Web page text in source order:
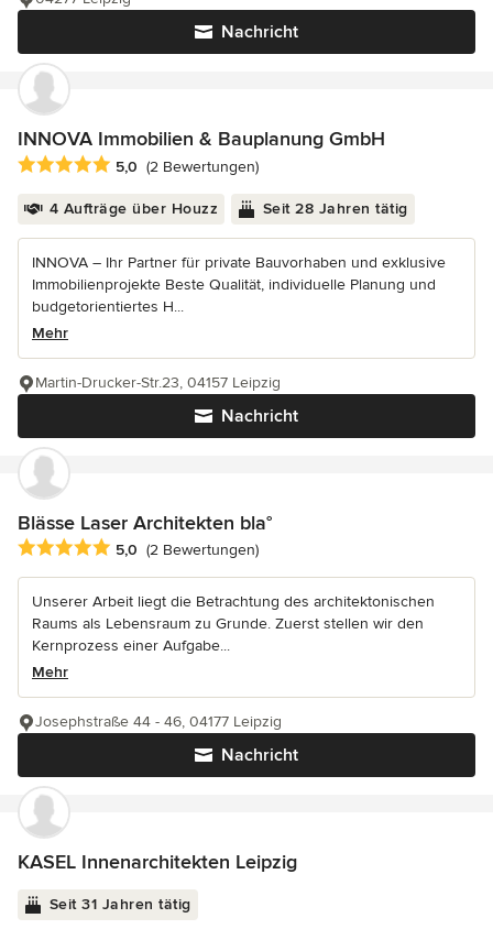
Nachricht
INNOVA Immobilien & Bauplanung GmbH
Durchschnittliche Bewertung: 5 von 5 Sternen
5,0 (2 Bewertungen)
4 Aufträge über Houzz Seit 28 Jahren tätig
INNOVA – Ihr Partner für private Bauvorhaben und exklusive
Immobilienprojekte Beste Qualität, individuelle Planung und
budgetorientiertes H...
Mehr
Nachricht
Martin-Drucker-Str.23, 04157 Leipzig
Blässe Laser Architekten bla°
Durchschnittliche Bewertung: 5 von 5 Sternen
5,0 (2 Bewertungen)
Unserer Arbeit liegt die Betrachtung des architektonischen
Raums als Lebensraum zu Grunde. Zuerst stellen wir den
Kernprozess einer Aufgabe...
Mehr
Nachricht
Josephstraße 44 - 46, 04177 Leipzig
KASEL Innenarchitekten Leipzig
Seit 31 Jahren tätig